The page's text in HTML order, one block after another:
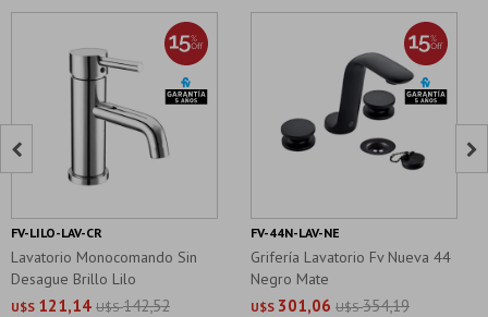
Lavatorio Monocomando Sin
Desague Brillo Lilo
U$S 121,14 U$S 142,52
FV-LILO-LAV-CR
Grifería Lavatorio Fv Nueva 44
Negro Mate
U$S 301,06 U$S 354,19
FV-44N-LAV-NE
 